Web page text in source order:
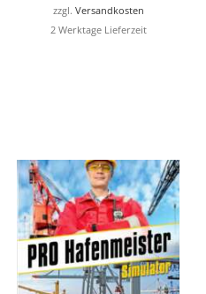
zzgl. Versandkosten
2 Werktage Lieferzeit